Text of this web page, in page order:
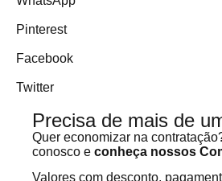
Pinterest
Facebook
Twitter
Precisa de mais de
Quer economizar na
conosco e conheça nossos
Valores com desconto,